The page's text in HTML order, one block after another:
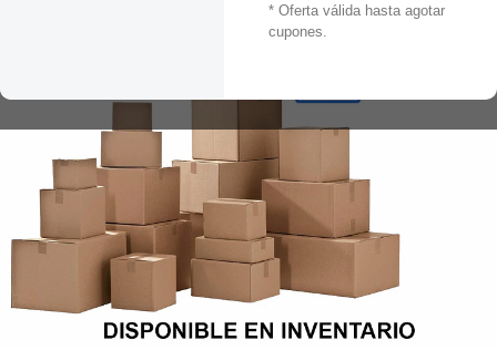
* Oferta válida hasta agotar
cupones.